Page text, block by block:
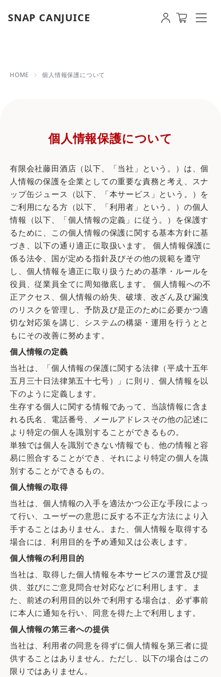
SNAP CANJUICE 個人情報保護について | 【即日
HOME 個人情報保護について
個人情報保護について
有限会社藤田酒店（以下、「当社」という。）は、個
人情報の保護を企業としての重要な責務と考え、スナ
ップ缶ジュース（以下、「本サービス」という。）を
ご利用になる方（以下、「利用者」という。）の個人
情報（以下、「個人情報の定義」に従う。）を保護す
るために、この個人情報の保護に関する基本方針に基
づき、以下の通り適正に取扱います。 個人情報保護に
係る法令、国が定める指針及びその他の規範を遵守
し、個人情報を適正に取り扱うための基準・ルールを
役員、従業員全てに周知徹底します。 個人情報への不
正アクセス、個人情報の紛失、破壊、改ざん及び漏洩
のリスクを管理し、予防及び是正のために必要かつ適
切な対応策を講じ、システムの構築・運用を行うとと
もにその改善に努めます。
個人情報の定義
当社は、「個人情報の保護に関する法律（平成十五年
五月三十日法律第五十七号）」に則り、個人情報を以
下のように定義します。
生存する個人に関する情報であって、当該情報に含ま
れる氏名、電話番号、メールアドレスその他の記述に
より特定の個人を識別することができるもの。
単独では個人を識別できない情報でも、他の情報と容
易に照合することができ、それにより特定の個人を識
別することができるもの。
個人情報の取得
当社は、個人情報の入手を適法かつ公正な手段によっ
て行い、ユーザーの意思に反する不正な方法により入
手することはありません。また、個人情報を取得する
場合には、利用目的を予め通知又は公表します。
個人情報の利用目的
当社は、取得した個人情報を本サービスの運営及び提
供、並びにご意見問合せ対応などに利用します。ま
た、前述の利用目的以外で利用する場合は、必ず事前
に本人に通知を行い、同意を得た上で利用します。
個人情報の第三者への提供
当社は、利用者の同意を得ずに個人情報を第三者に提
供することはありません。ただし、以下の場合はこの
限りではありません。